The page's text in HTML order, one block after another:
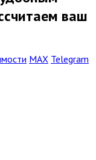
ваш
МАХ Telegram